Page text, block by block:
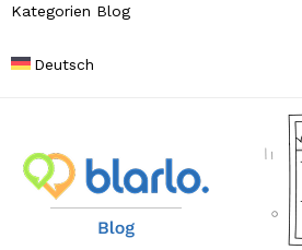
Kategorien Blog
Deutsch
B